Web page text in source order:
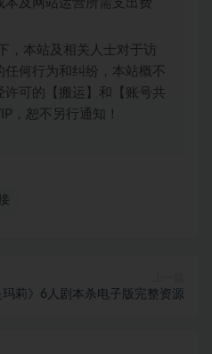
本及网站运营所需支出费
，本站及相关人士对于访
任何行为和纠纷，本站概不
许可的【搬运】和【账号共
，恕不另行通知！
玛莉》6人剧本杀电子版完整资源